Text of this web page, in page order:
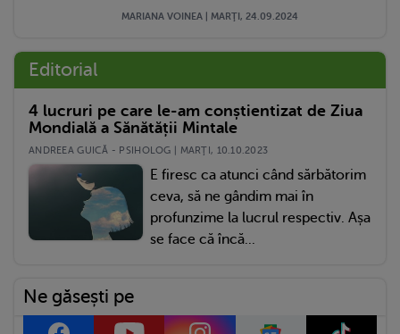
MARIANA VOINEA | MARŢI, 24.09.2024
Editorial
4 lucruri pe care le-am conștientizat de Ziua
Mondială a Sănătății Mintale
ANDREEA GUICĂ - PSIHOLOG | MARŢI, 10.10.2023
E firesc ca atunci când sărbătorim
ceva, să ne gândim mai în
profunzime la lucrul respectiv. Așa
se face că încă...
Ne găsești pe